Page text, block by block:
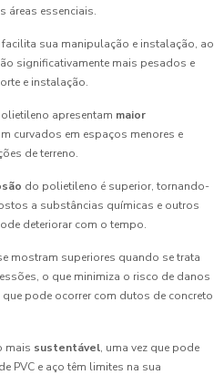
áreas essenciais.
sua manipulação e instalação, ao
significativamente mais pesados e
e instalação.
apresentam maior
curvados em espaços menores e
de terreno.
do polietileno é superior, tornando-
a substâncias químicas e outros
deteriorar com o tempo.
mostram superiores quando se trata
o que minimiza o risco de danos
pode ocorrer com dutos de concreto
mais sustentável, uma vez que pode
PVC e aço têm limites na sua